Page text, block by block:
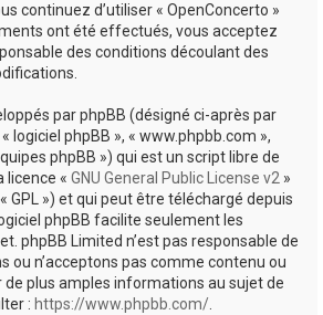
continuez d’utiliser « OpenConcerto »
ont été effectués, vous acceptez
des conditions découlant des
par phpBB (désigné ci-après par
« logiciel phpBB », « www.phpbb.com »,
phpBB ») qui est un script libre de
licence « GNU General Public License v2 »
GPL ») et qui peut être téléchargé depuis
phpBB facilite seulement les
phpBB Limited n’est pas responsable de
ou n’acceptons pas comme contenu ou
de plus amples informations au sujet de
: https://www.phpbb.com/.